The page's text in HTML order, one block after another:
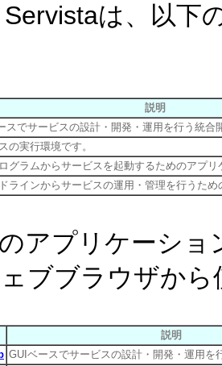
は、以下
説明
スでサービスの設計・開発・運用を行う統合
の実行環境です。
グラムからサービスを起動するためのアプリ
ラインからサービスの運用・管理を行うた
アプリケーシ
ブブラウザか
説明
GUIベースでサービスの設計・開発・運用を